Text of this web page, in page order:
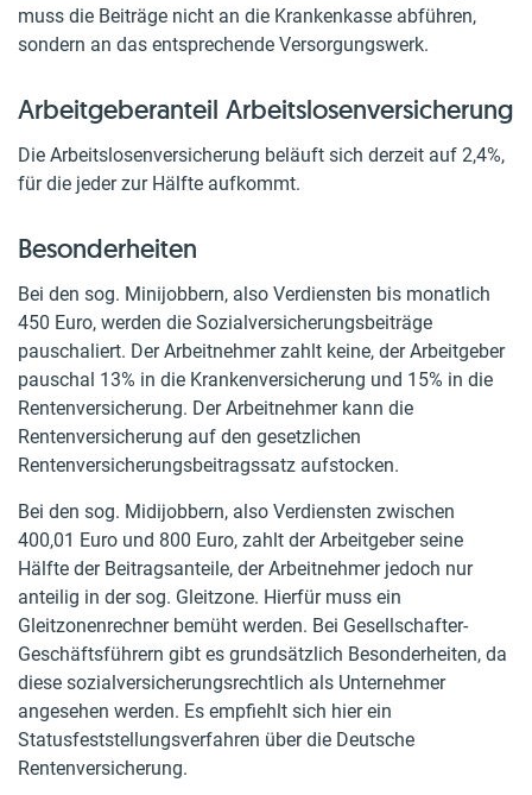
muss die Beiträge nicht an die Krankenkasse abführen,
sondern an das entsprechende Versorgungswerk.
Arbeitgeberanteil Arbeitslosenversicherung
Die Arbeitslosenversicherung beläuft sich derzeit auf 2,4%,
für die jeder zur Hälfte aufkommt.
Besonderheiten
Bei den sog. Minijobbern, also Verdiensten bis monatlich
450 Euro, werden die Sozialversicherungsbeiträge
pauschaliert. Der Arbeitnehmer zahlt keine, der Arbeitgeber
pauschal 13% in die Krankenversicherung und 15% in die
Rentenversicherung. Der Arbeitnehmer kann die
Rentenversicherung auf den gesetzlichen
Rentenversicherungsbeitragssatz aufstocken.
Bei den sog. Midijobbern, also Verdiensten zwischen
400,01 Euro und 800 Euro, zahlt der Arbeitgeber seine
Hälfte der Beitragsanteile, der Arbeitnehmer jedoch nur
anteilig in der sog. Gleitzone. Hierfür muss ein
Gleitzonenrechner bemüht werden. Bei Gesellschafter-
Geschäftsführern gibt es grundsätzlich Besonderheiten, da
diese sozialversicherungsrechtlich als Unternehmer
angesehen werden. Es empfiehlt sich hier ein
Statusfeststellungsverfahren über die Deutsche
Rentenversicherung.